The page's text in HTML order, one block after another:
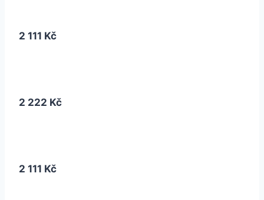
2 111 Kč
2 222 Kč
2 111 Kč